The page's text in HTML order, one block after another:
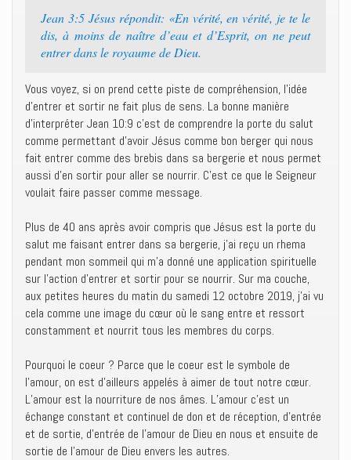
Jean 3:5 Jésus répondit: «En vérité, en vérité, je te le
dis, à moins de naître d’eau et d’Esprit, on ne peut
entrer dans le royaume de Dieu.
Vous voyez, si on prend cette piste de compréhension, l’idée
d’entrer et sortir ne fait plus de sens. La bonne manière
d’interpréter Jean 10:9 c’est de comprendre la porte du salut
comme permettant d’avoir Jésus comme bon berger qui nous
fait entrer comme des brebis dans sa bergerie et nous permet
aussi d’en sortir pour aller se nourrir. C’est ce que le Seigneur
voulait faire passer comme message.
Plus de 40 ans après avoir compris que Jésus est la porte du
salut me faisant entrer dans sa bergerie, j’ai reçu un rhema
pendant mon sommeil qui m’a donné une application spirituelle
sur l’action d’entrer et sortir pour se nourrir. Sur ma couche,
aux petites heures du matin du samedi 12 octobre 2019, j’ai vu
cela comme une image du cœur où le sang entre et ressort
constamment et nourrit tous les membres du corps.
Pourquoi le coeur ? Parce que le coeur est le symbole de
l’amour, on est d’ailleurs appelés à aimer de tout notre cœur.
L’amour est la nourriture de nos âmes. L’amour c’est un
échange constant et continuel de don et de réception, d’entrée
et de sortie, d’entrée de l’amour de Dieu en nous et ensuite de
sortie de l’amour de Dieu envers les autres.